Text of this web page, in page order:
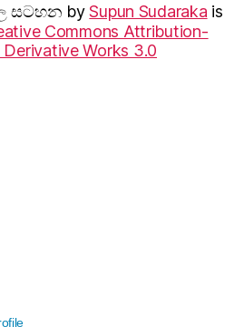
සටහන bySupun Sudaraka is
Commons Attribution-
Works 3.0